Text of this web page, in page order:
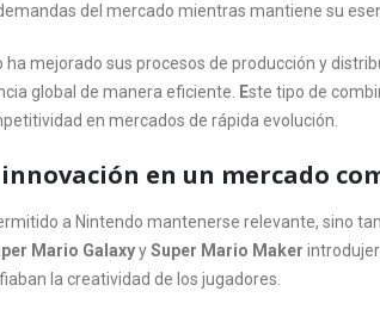
del mercado mientras mantiene su
mejorado sus procesos de producción y
global de manera eficiente. Este tipo de
en mercados de rápida evolución.
en un mercado
a Nintendo mantenerse relevante, sino
Mario GalaxyySuper Mario Maker
la creatividad de los jugadores.